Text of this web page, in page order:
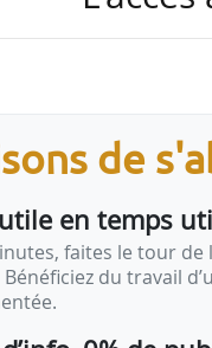
économiques
de risque
de
utile en temps
faites le tour de
du travail